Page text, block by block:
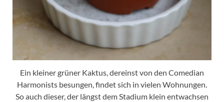
Ein kleiner grüner Kaktus, dereinst von den Comedian
Harmonists besungen, findet sich in vielen Wohnungen.
So auch dieser, der längst dem Stadium klein entwachsen